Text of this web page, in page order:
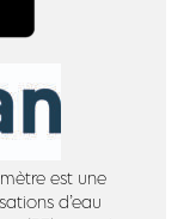
est une
d’eau